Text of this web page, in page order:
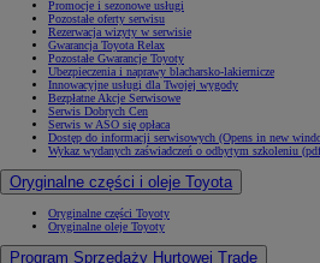
Promocje i sezonowe usługi
Pozostałe oferty serwisu
Rezerwacja wizyty w serwisie
Gwarancja Toyota Relax
Pozostałe Gwarancje Toyoty
Ubezpieczenia i naprawy blacharsko-lakiernicze
Innowacyjne usługi dla Twojej wygody
Bezpłatne Akcje Serwisowe
Serwis Dobrych Cen
Serwis w ASO się opłaca
Dostęp do informacji serwisowych (Opens in new
Wykaz wydanych zaświadczeń o odbytym szkoleniu
Oryginalne części i oleje Toyota
Oryginalne części Toyoty
Oryginalne oleje Toyoty
Program Sprzedaży Hurtowej Trade